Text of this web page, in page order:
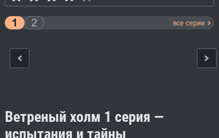
1 2 все серии
Ветреный холм 1 серия —
испытания и тайны